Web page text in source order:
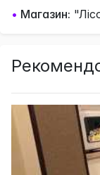
• Магазин: